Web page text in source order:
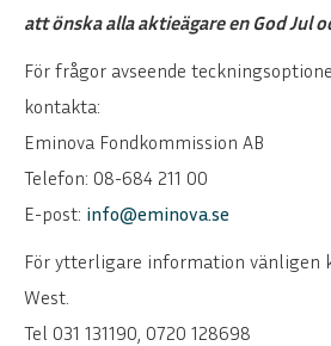
att önska alla aktieägare en God Jul
För frågor avseende
kontakta:
Eminova Fondkommission AB
Telefon: 08-684 211 00
E-post: info@eminova.se
För ytterligare information vänligen
West.
Tel 031 131190, 0720 128698